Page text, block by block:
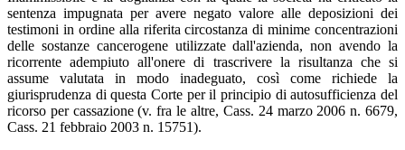
sentenza impugnata per avere negato valore alle deposizioni dei
testimoni in ordine alla riferita circostanza di minime concentrazioni
delle sostanze cancerogene utilizzate dall'azienda, non avendo la
ricorrente adempiuto all'onere di trascrivere la risultanza che si
assume valutata in modo inadeguato, così come richiede la
giurisprudenza di questa Corte per il principio di autosufficienza del
ricorso per cassazione (v. fra le altre, Cass. 24 marzo 2006 n. 6679,
Cass. 21 febbraio 2003 n. 15751).